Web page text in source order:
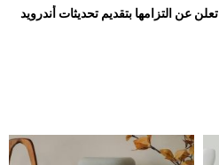
علامة HONOR تعلن عن التزامها بتقديم تحديثات أندرويد